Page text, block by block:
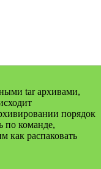
tar архивами,
порядок
по команде,
как распаковать